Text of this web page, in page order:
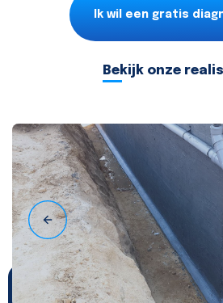
Ik wil een gratis
Bekijk onze